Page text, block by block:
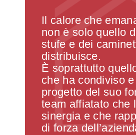
Il calore che
non è solo quello
stufe e dei
distribuisce.
È soprattutto
che ha condiviso
progetto del suo
team affiatato che
sinergia e che
di forza